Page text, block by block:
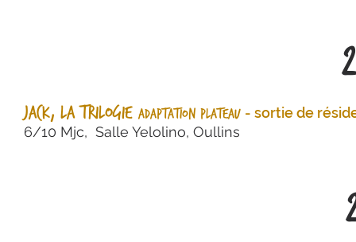
jack, La trilogie adaptation Plateau - sortie de
6/10 Mjc, Salle Yelolino, Oullins